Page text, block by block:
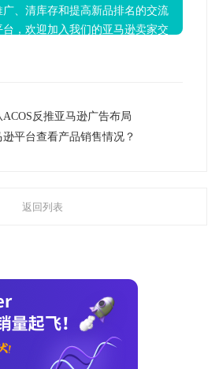
广、清库存和提高新品排名的交流
台，欢迎加入我们的亚马逊卖家交
反推亚马逊广告布局
平台查看产品销售情况？
返回列表